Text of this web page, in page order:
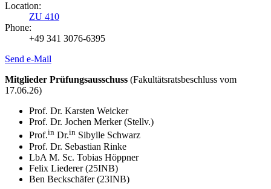
Location:
ZU 410
Phone:
+49 341 3076-6395
Send e-Mail
Mitglieder Prüfungsausschuss (Fakultätsratsbeschluss vom
17.06.26)
Prof. Dr. Karsten Weicker
Prof. Dr. Jochen Merker (Stellv.)
Prof.in Dr.in Sibylle Schwarz
Prof. Dr. Sebastian Rinke
LbA M. Sc. Tobias Höppner
Felix Liederer (25INB)
Ben Beckschäfer (23INB)